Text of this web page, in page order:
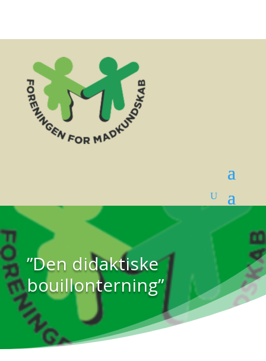
”Den didaktiske
bouillonterning”